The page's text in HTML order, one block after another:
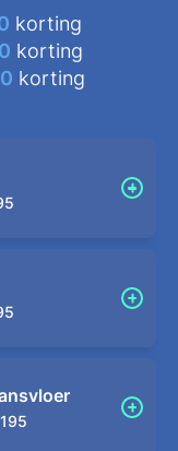
korting
korting
korting